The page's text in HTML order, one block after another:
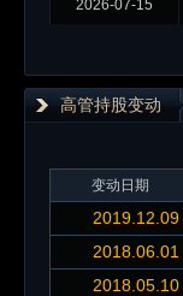
2026-07-15
高管持股变动
变动日期
2019.12.09
2018.06.01
2018.05.10